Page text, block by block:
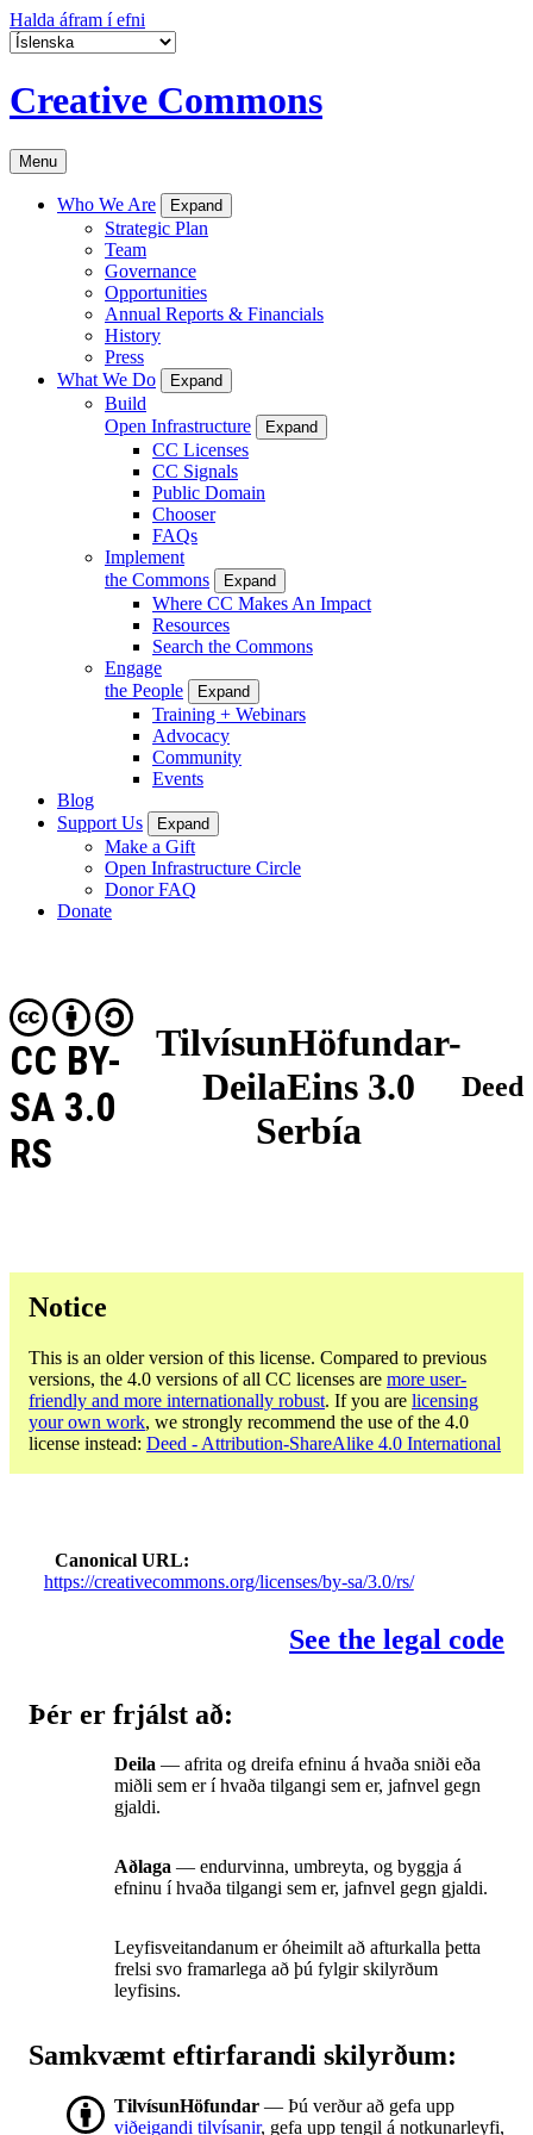
Halda áfram í efni
Creative Commons
Menu
Who We Are Expand
Strategic Plan
Team
Governance
Opportunities
Annual Reports & Financials
History
Press
What We Do
Expand
Build
Open Infrastructure
Expand
CC Licenses
CC Signals
Public Domain
Chooser
FAQs
Implement
the Commons
Expand
Where CC Makes An Impact
Resources
Search the Commons
Engage
the People
Expand
Training + Webinars
Advocacy
Community
Events
Blog
Support Us
Expand
Make a Gift
Open Infrastructure Circle
Donor FAQ
Donate
TilvísunHöfundar-
DeilaEins 3.0
Serbía
CC BY-
SA 3.0
RS
Deed
Notice
This is an older version of this license. Compared to previous
versions, the 4.0 versions of all CC licenses are more user-
friendly and more internationally robust. If you are licensing
your own work, we strongly recommend the use of the 4.0
license instead: Deed - Attribution-ShareAlike 4.0 International
Canonical URL
https://creativecommons.org/licenses/by-sa/3.0/rs/
See the legal code
Þér er frjálst að:
Deila — afrita og dreifa efninu á hvaða sniði eða
miðli sem er í hvaða tilgangi sem er, jafnvel gegn
gjaldi.
Aðlaga — endurvinna, umbreyta, og byggja á
efninu í hvaða tilgangi sem er, jafnvel gegn gjaldi.
Leyfisveitandanum er óheimilt að afturkalla þetta
frelsi svo framarlega að þú fylgir skilyrðum
leyfisins.
Samkvæmt eftirfarandi skilyrðum:
TilvísunHöfundar — Þú verður að gefa upp
viðeigandi tilvísanir, gefa upp tengil á notkunarleyfi,